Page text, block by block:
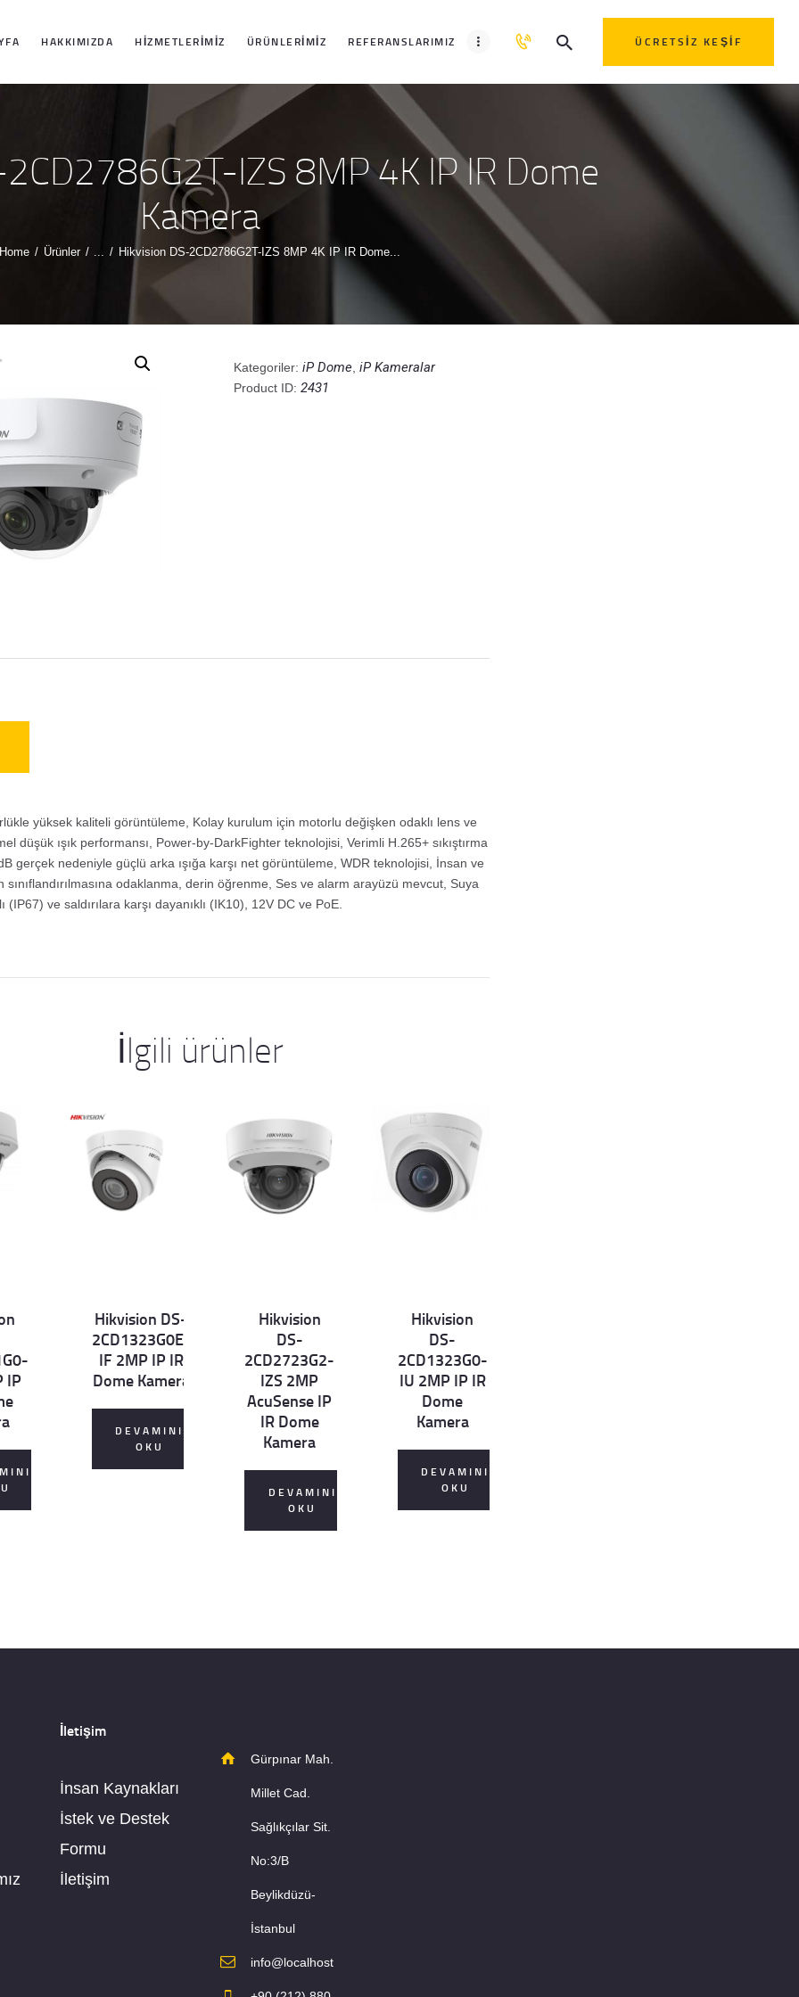
HAKKIMIZDA HIZMETLERIMIZ ÜRÜNLERIMIZ REFERANSLARIMIZ ÜCRETSIZ KEŞIF
IZS 8MP 4K IP IR Dome
Kamera
Home Ürünler ... Hikvision DS-2CD2786G2T-IZS 8MP 4K IP IR Dome...
ANASAYFA
HAKKIMIZDA
HIZMETLERIMIZ
ÜRÜNLERIMIZ
REFERANSLARI
İLETIŞIM
Kategoriler: iP Dome iP Kameralar
Product ID: 2431
yüksek kaliteli görüntüleme, Kolay kurulum için motorlu değişken odaklı lens ve
düşük ışık performansı, Power-by-DarkFighter teknolojisi, Verimli H.265+ sıkıştırma
gerçek nedeniyle güçlü arka ışığa karşı net görüntüleme, WDR teknolojisi, İnsan ve
sınıflandırılmasına odaklanma, derin öğrenme, Ses ve alarm arayüzü mevcut, Suya
(IP67) ve saldırılara karşı dayanıklı (IK10), 12V DC ve PoE.
İlgili ürünler
IP
Det
ails
Hikvision DS-
2CD1323G0E-
IF 2MP IP IR
Dome Kamera
DEVAMINI
OKU
Hikvision
DS-
2CD2723G2-
IZS 2MP
AcuSense IP
IR Dome
Kamera
DEVAMINI
OKU
Hikvision
DS-
2CD1323G0-
IU 2MP IP IR
Dome
Kamera
DEVAMINI
OKU
İletişim
İnsan Kaynakları
İstek ve Destek
Formu
İletişim
Gürpınar Mah.
Millet Cad.
Sağlıkçılar Sit.
No:3/B
Beylikdüzü-
İstanbul
info@localhost